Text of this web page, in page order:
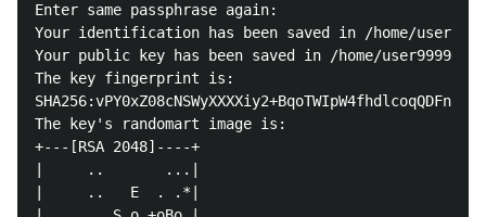
Enter same passphrase again:
Your identification has been saved in /home/
Your public key has been saved in /home/user9999/
The key fingerprint is:
SHA256:vPY0xZ08cNSWyXXXXiy2+BqoTWIpW4fhdlcoqQDFnl0
The key's randomart image is:
+---[RSA 2048]----+
|     ..       ...|
|     ..   E  . .*|